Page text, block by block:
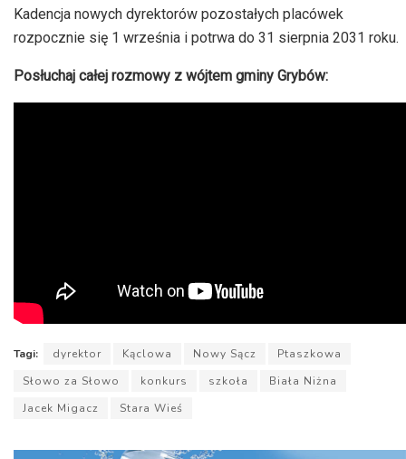
Kadencja nowych dyrektorów pozostałych placówek
rozpocznie się 1 września i potrwa do 31 sierpnia 2031 roku.
Posłuchaj całej rozmowy z wójtem gminy Grybów:
Tagi: dyrektor Kąclowa Nowy Sącz
Ptaszkowa
Słowo za Słowo
konkurs szkoła
Biała Niżna
Jacek Migacz
Stara Wieś